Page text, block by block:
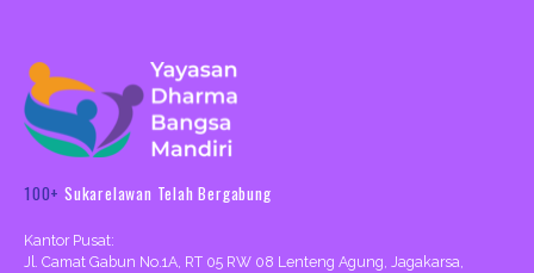
100+ Sukarelawan Telah Bergabung
Kantor Pusat:
Jl. Camat Gabun No.1A, RT 05 RW 08 Lenteng Agung, Jagakarsa,